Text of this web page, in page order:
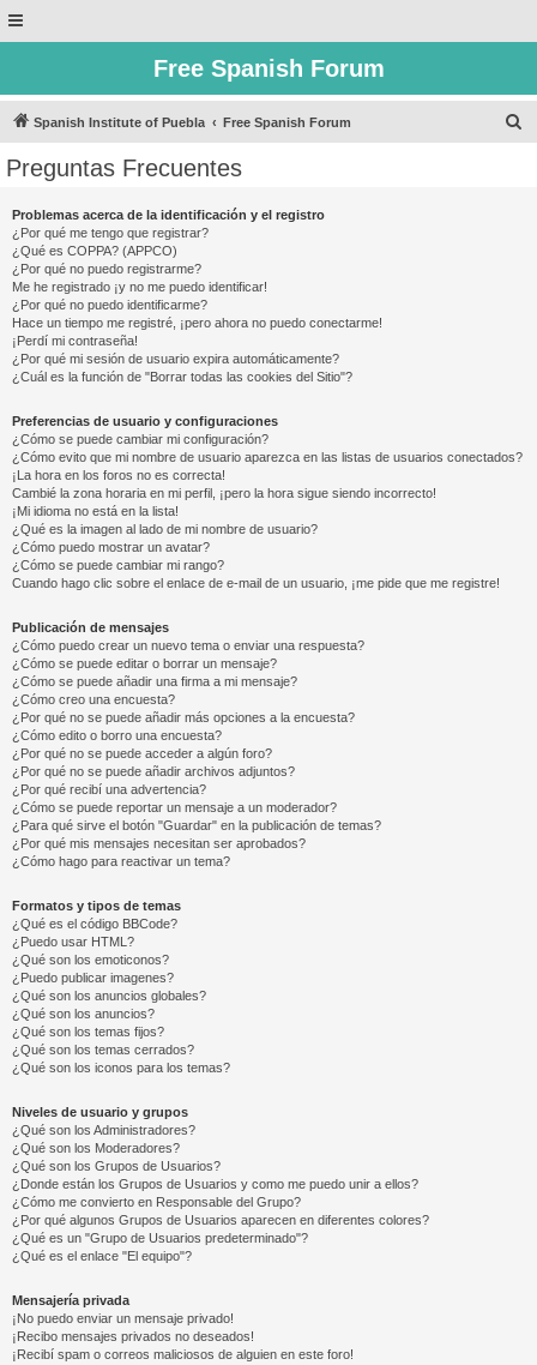
Free Spanish Forum
Spanish Institute of Puebla Free Spanish Forum
Preguntas Frecuentes
Problemas acerca de la identificación y el registro
¿Por qué me tengo que registrar?
¿Qué es COPPA? (APPCO)
¿Por qué no puedo registrarme?
Me he registrado ¡y no me puedo identificar!
¿Por qué no puedo identificarme?
Hace un tiempo me registré, ¡pero ahora no puedo conectarme!
¡Perdí mi contraseña!
¿Por qué mi sesión de usuario expira automáticamente?
¿Cuál es la función de "Borrar todas las cookies del Sitio"?
Preferencias de usuario y configuraciones
¿Cómo se puede cambiar mi configuración?
¿Cómo evito que mi nombre de usuario aparezca en las listas de usuarios conectados?
¡La hora en los foros no es correcta!
Cambié la zona horaria en mi perfil, ¡pero la hora sigue siendo incorrecto!
¡Mi idioma no está en la lista!
¿Qué es la imagen al lado de mi nombre de usuario?
¿Cómo puedo mostrar un avatar?
¿Cómo se puede cambiar mi rango?
Cuando hago clic sobre el enlace de e-mail de un usuario, ¡me pide que me registre!
Publicación de mensajes
¿Cómo puedo crear un nuevo tema o enviar una respuesta?
¿Cómo se puede editar o borrar un mensaje?
¿Cómo se puede añadir una firma a mi mensaje?
¿Cómo creo una encuesta?
¿Por qué no se puede añadir más opciones a la encuesta?
¿Cómo edito o borro una encuesta?
¿Por qué no se puede acceder a algún foro?
¿Por qué no se puede añadir archivos adjuntos?
¿Por qué recibí una advertencia?
¿Cómo se puede reportar un mensaje a un moderador?
¿Para qué sirve el botón "Guardar" en la publicación de temas?
¿Por qué mis mensajes necesitan ser aprobados?
¿Cómo hago para reactivar un tema?
Formatos y tipos de temas
¿Qué es el código BBCode?
¿Puedo usar HTML?
¿Qué son los emoticonos?
¿Puedo publicar imagenes?
¿Qué son los anuncios globales?
¿Qué son los anuncios?
¿Qué son los temas fijos?
¿Qué son los temas cerrados?
¿Qué son los iconos para los temas?
Niveles de usuario y grupos
¿Qué son los Administradores?
¿Qué son los Moderadores?
¿Qué son los Grupos de Usuarios?
¿Donde están los Grupos de Usuarios y como me puedo unir a ellos?
¿Cómo me convierto en Responsable del Grupo?
¿Por qué algunos Grupos de Usuarios aparecen en diferentes colores?
¿Qué es un "Grupo de Usuarios predeterminado"?
¿Qué es el enlace "El equipo"?
Mensajería privada
¡No puedo enviar un mensaje privado!
¡Recibo mensajes privados no deseados!
¡Recibí spam o correos maliciosos de alguien en este foro!